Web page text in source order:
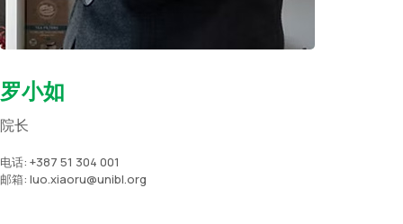
罗小如
院长
电话: +387 51 304 001
邮箱: luo.xiaoru@unibl.org